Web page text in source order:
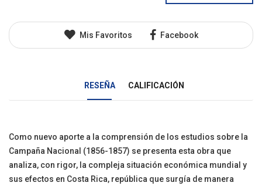
Mis Favoritos Facebook
RESEÑA CALIFICACIÓN
Como nuevo aporte a la comprensión de los estudios sobre la
Campaña Nacional (1856-1857) se presenta esta obra que
analiza, con rigor, la compleja situación económica mundial y
sus efectos en Costa Rica, república que surgía de manera